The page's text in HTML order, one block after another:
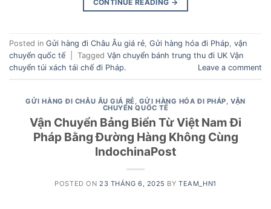
CONTINUE READING →
Posted in Gửi hàng đi Châu Âu giá rẻ, Gửi hàng hóa đi Pháp, vận
chuyển quốc tế
Tagged Vận chuyển bánh trung thu đi UK Vận
chuyển túi xách tái chế đi Pháp.
Leave a comment
GỬI HÀNG ĐI CHÂU ÂU GIÁ RẺ, GỬI HÀNG HÓA ĐI PHÁP,VẬN
CHUYỂN QUỐC TẾ
Vận Chuyển Bảng Biển Từ Việt Nam Đi
Pháp Bằng Đường Hàng Không Cùng
IndochinaPost
POSTED ON 23 THÁNG 6, 2025 BYTEAM_HN1